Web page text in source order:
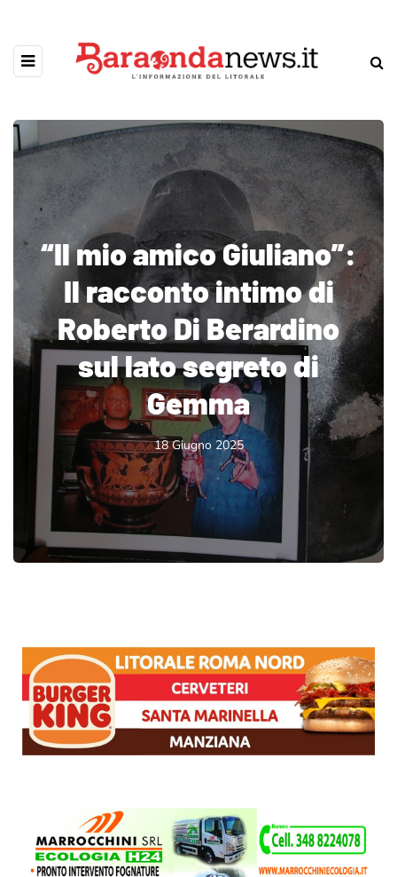
“Il mio amico Giuliano”:
Il racconto intimo di
Roberto Di Berardino
sul lato segreto di
Gemma
18 Giugno 2025